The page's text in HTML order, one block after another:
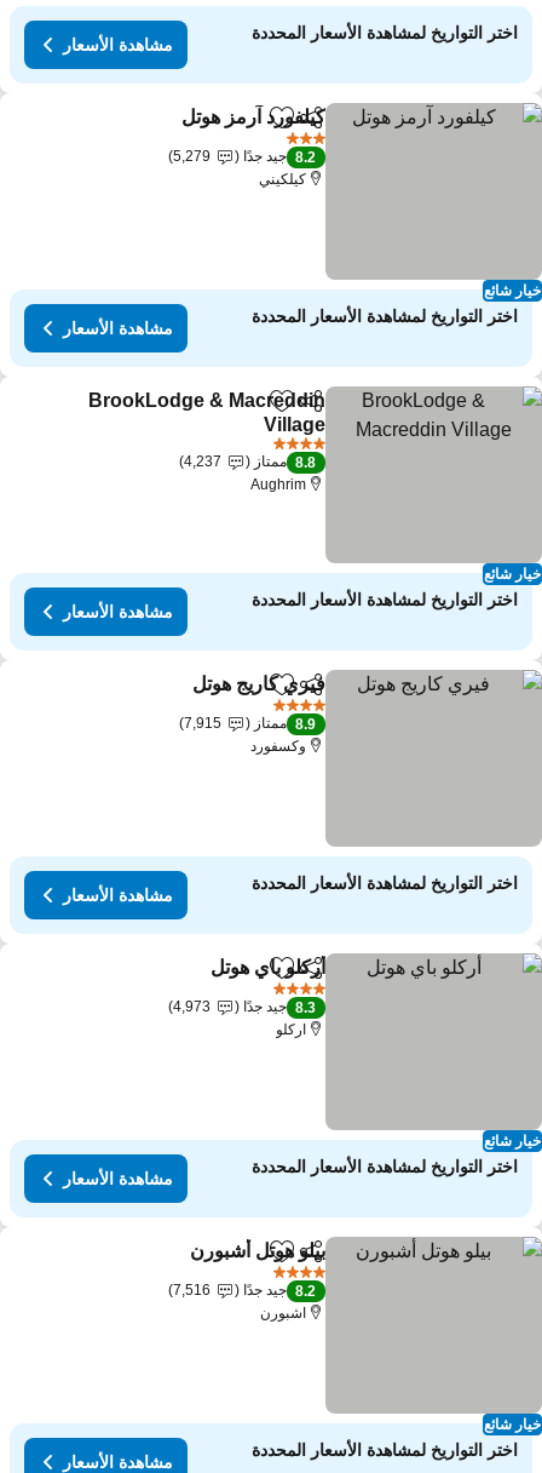
اختر التواريخ لمشاهدة الأسعار المحددة
مشاهدة الأسعار
شائع
مشاركةAdd to favorites
كيلفورد آرمز هوتل
8.2 جيد جدًا
5,279
كيلكيني
اختر التواريخ لمشاهدة الأسعار المحددة
مشاهدة الأسعار
شائع
مشاركةAdd to favorites
BrookLodge & Macreddin
Village
مشاهدة الأسعار
8.8 ممتاز
4,237
Aughrim
اختر التواريخ لمشاهدة الأسعار المحددة
مشاهدة الأسعار
مشاركةAdd to favorites
فيري كاريج هوتل
8.9 ممتاز
7,915
وكسفورد
اختر التواريخ لمشاهدة الأسعار المحددة
مشاهدة الأسعار
شائع
مشاركةAdd to favorites
أركلو باي هوتل
8.3 جيد جدًا
4,973
اركلو
اختر التواريخ لمشاهدة الأسعار المحددة
مشاهدة الأسعار
شائع
مشاركةAdd to favorites
بيلو هوتل أشبورن
8.2 جيد جدًا
7,516
اشبورن
اختر التواريخ لمشاهدة الأسعار المحددة
مشاهدة الأسعار